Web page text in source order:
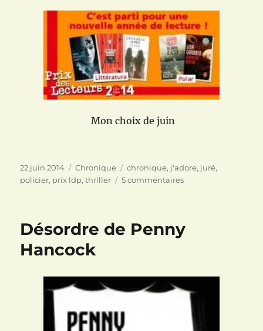
Mon choix de juin
Publié
le
22 juin 2014 Catégories
Chronique Étiquettes
chronique, j'adore, juré,
policier, prix ldp,thriller 5 commentairessur
Gillian
Désordre de Penny
Hancock